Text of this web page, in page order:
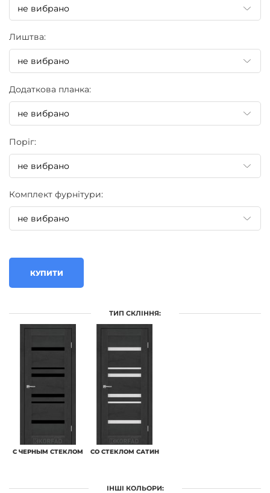
Лиштва:
Додаткова планка:
Поріг:
Комплект фурнітури:
КУПИТИ
ТИП СКЛІННЯ:
С ЧЕРНЫМ СТЕКЛОМ СО СТЕКЛОМ САТИН
ІНШІ КОЛЬОРИ: